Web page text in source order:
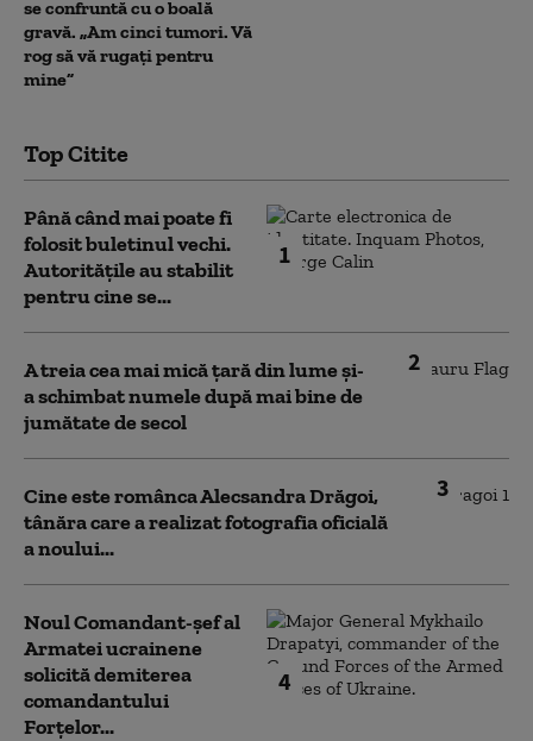
se confruntă cu o boală
gravă. „Am cinci tumori. Vă
rog să vă rugați pentru
mine”
Top Citite
1
Până când mai poate fi
folosit buletinul vechi.
Autoritățile au stabilit
pentru cine se...
2
A treia cea mai mică țară din lume și-
a schimbat numele după mai bine de
jumătate de secol
3
Cine este românca Alecsandra Drăgoi,
tânăra care a realizat fotografia oficială
a noului...
4
Noul Comandant-șef al
Armatei ucrainene
solicită demiterea
comandantului
Forțelor...